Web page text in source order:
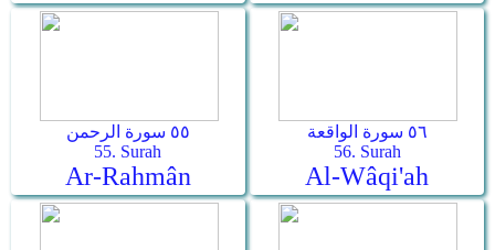
٥٥ سورة الرحمن
55. Surah
Ar-Rahmân
٥٦ سورة الواقعة
56. Surah
Al-Wâqi'ah